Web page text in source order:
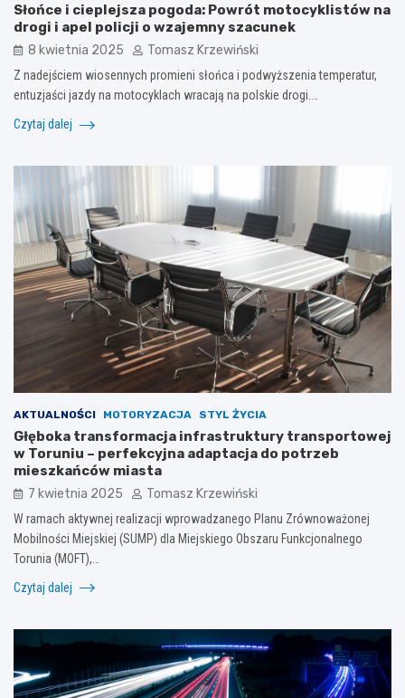
Słońce i cieplejsza pogoda: Powrót motocyklistów na
drogi i apel policji o wzajemny szacunek
8 kwietnia 2025 Tomasz Krzewiński
Z nadejściem wiosennych promieni słońca i podwyższenia temperatur,
entuzjaści jazdy na motocyklach wracają na polskie drogi.…
Czytaj dalej
AKTUALNOŚCI MOTORYZACJA STYL ŻYCIA
Głęboka transformacja infrastruktury transportowej
w Toruniu – perfekcyjna adaptacja do potrzeb
mieszkańców miasta
7 kwietnia 2025 Tomasz Krzewiński
W ramach aktywnej realizacji wprowadzanego Planu Zrównoważonej
Mobilności Miejskiej (SUMP) dla Miejskiego Obszaru Funkcjonalnego
Torunia (MOFT),…
Czytaj dalej